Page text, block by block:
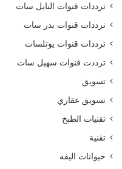
ترددات قنوات النايل سات
ترددات قنوات بدر سات
ترددات قنوات يوتلسات
ترددت قنوات سهيل سات
تسويق
تسويق عقاري
تقنيات الطبخ
تقنية
حيوانات اليفه